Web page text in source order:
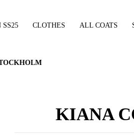
SS25 CLOTHES ALL COATS
KIANA